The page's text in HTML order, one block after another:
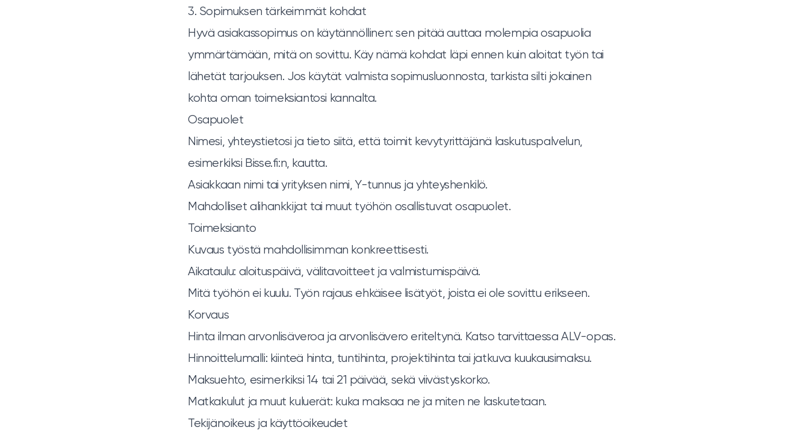
3. Sopimuksen tärkeimmät kohdat
Hyvä asiakassopimus on käytännöllinen: sen pitää auttaa molempia osapuolia
ymmärtämään, mitä on sovittu. Käy nämä kohdat läpi ennen kuin aloitat työn tai
lähetät tarjouksen. Jos käytät valmista sopimusluonnosta, tarkista silti jokainen
kohta oman toimeksiantosi kannalta.
Osapuolet
Nimesi, yhteystietosi ja tieto siitä, että toimit kevytyrittäjänä laskutuspalvelun,
esimerkiksi Bisse.fi:n, kautta.
Asiakkaan nimi tai yrityksen nimi, Y-tunnus ja yhteyshenkilö.
Mahdolliset alihankkijat tai muut työhön osallistuvat osapuolet.
Toimeksianto
Kuvaus työstä mahdollisimman konkreettisesti.
Aikataulu: aloituspäivä, välitavoitteet ja valmistumispäivä.
Mitä työhön ei kuulu. Työn rajaus ehkäisee lisätyöt, joista ei ole sovittu erikseen.
Korvaus
Hinta ilman arvonlisäveroa ja arvonlisävero eriteltynä. Katso tarvittaessa ALV-opas.
Hinnoittelumalli: kiinteä hinta, tuntihinta, projektihinta tai jatkuva kuukausimaksu.
Maksuehto, esimerkiksi 14 tai 21 päivää, sekä viivästyskorko.
Matkakulut ja muut kuluerät: kuka maksaa ne ja miten ne laskutetaan.
Tekijänoikeus ja käyttöoikeudet